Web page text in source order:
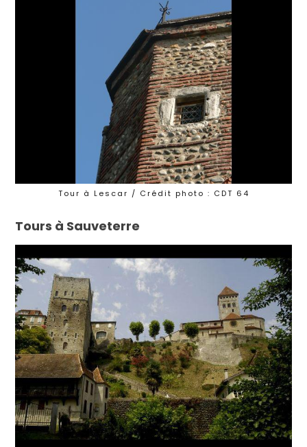
Tour à Lescar / Crédit photo : CDT 64
Tours à Sauveterre